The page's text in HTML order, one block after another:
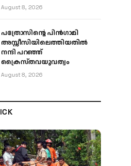
August 8, 2026
പത്രോസിന്റെ പിൻഗാമി
അസ്സീസിയിലെത്തിയതിൽ
നന്ദി പറഞ്ഞ്
ക്രൈസ്തവയുവത്വം
August 8, 2026